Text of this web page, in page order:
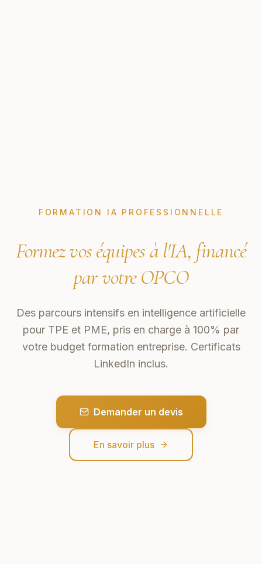
FORMATION IA PROFESSIONNELLE
Formez vos équipes à l'IA, financé
par votre OPCO
Des parcours intensifs en intelligence artificielle
pour TPE et PME, pris en charge à 100% par
votre budget formation entreprise. Certificats
LinkedIn inclus.
Demander un devis
En savoir plus